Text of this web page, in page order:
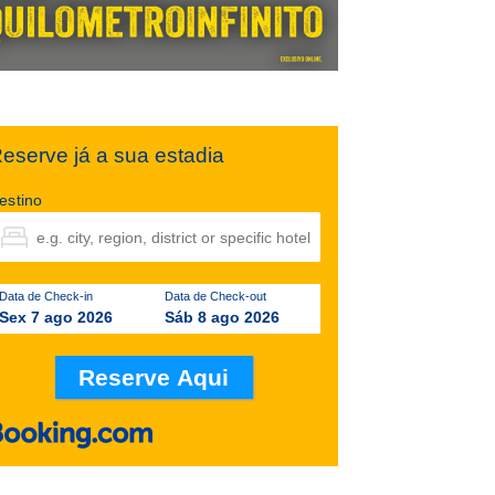
já a sua estadia
de Check-in
7 ago 2026
Data de Check-out
Sáb 8 ago 2026